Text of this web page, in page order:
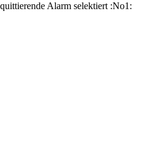
Alarm selektiert :No1: